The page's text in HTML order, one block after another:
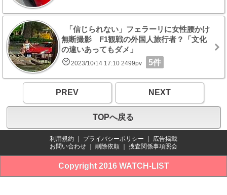
「信じられない」フェラーリに女性腰かけ
無断撮影 F1観戦の外国人旅行者？「文化
の違いあってもダメ」
2023/10/14 17:10 2499pv 5件
PREV NEXT
TOPへ戻る
利用規約 プライバシーポリシー
広告掲載
お問い合わせ
削除依頼 捜査関係事項照会
Copyright 2016 WATCH-LIST